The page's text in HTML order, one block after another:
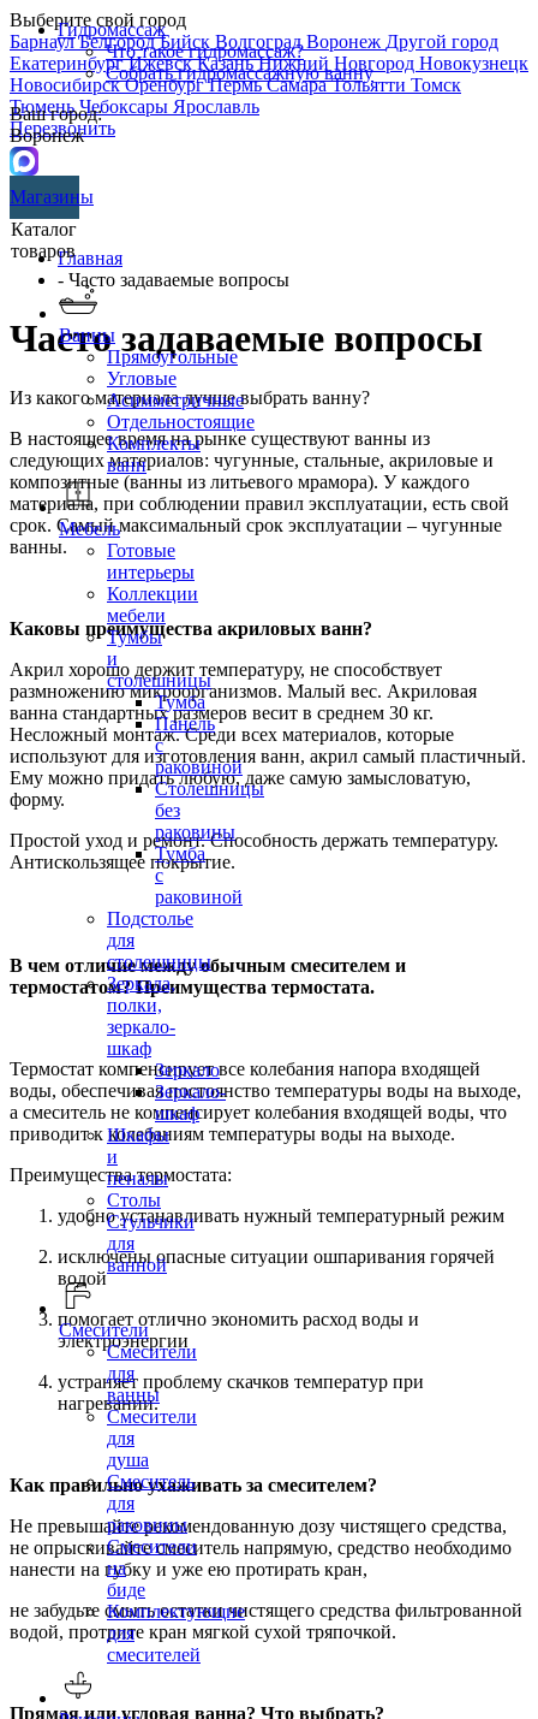
Выберите свой город
БарнаулБелгородБийск ВолгоградВоронеж Другой город
ЕкатеринбургИжевскКазаньНижний Новгород Новокузнецк
НовосибирскОренбургПермьСамараТольятти Томск
ТюменьЧебоксары Ярославль
Перезвонить
Гидромассаж
Что такое гидромассаж?
Собрать гидромассажную ванну
Ваш город:
Воронеж
Магазины
Каталог
товаров
Ванны
Прямоугольные
Угловые
Асимметричные
Отдельностоящие
Комплекты
ванн
Мебель
Готовые
интерьеры
Коллекции
мебели
Тумбы
и
столешницы
Тумба
Панель
с
раковиной
Столешницы
без
раковины
Тумба
с
раковиной
Подстолье
для
столешницы
Зеркала,
полки,
зеркало-
шкаф
Зеркало
Зеркало-
шкаф
Шкафы
и
пеналы
Столы
Стульчики
для
ванной
Смесители
Смесители
для
ванны
Смесители
для
душа
Смеситель
для
раковины
Смесители
на
биде
Комплектующие
для
смесителей
Главная
- Часто задаваемые вопросы
Часто задаваемые вопросы
Из какого материала лучше выбрать ванну?
В настоящее время на рынке существуют ванны из
следующих материалов: чугунные, стальные, акриловые и
композитные (ванны из литьевого мрамора). У каждого
материала, при соблюдении правил эксплуатации, есть свой
срок. Самый максимальный срок эксплуатации – чугунные
ванны.
Каковы преимущества акриловых ванн?
Акрил хорошо держит температуру, не способствует
размножению микроорганизмов. Малый вес. Акриловая
ванна стандартных размеров весит в среднем 30 кг.
Несложный монтаж. Среди всех материалов, которые
используют для изготовления ванн, акрил самый пластичный.
Ему можно придать любую, даже самую замысловатую,
форму.
Простой уход и ремонт. Способность держать температуру.
Антискользящее покрытие.
В чем отличие между обычным смесителем и
термостатом? Преимущества термостата.
Термостат компенсирует все колебания напора входящей
воды, обеспечивая постоянство температуры воды на выходе,
а смеситель не компенсирует колебания входящей воды, что
приводит к колебаниям температуры воды на выходе.
Преимущества термостата:
удобно устанавливать нужный температурный режим
исключены опасные ситуации ошпаривания горячей
водой
помогает отлично экономить расход воды и
электроэнергии
устраняет проблему скачков температур при
нагревании.
Как правильно ухаживать за смесителем?
Не превышайте рекомендованную дозу чистящего средства,
не опрыскивайте смеситель напрямую, средство необходимо
нанести на губку и уже ею протирать кран,
не забудьте смыть остатки чистящего средства фильтрованной
водой, протрите кран мягкой сухой тряпочкой.
Прямая или угловая ванна? Что выбрать?